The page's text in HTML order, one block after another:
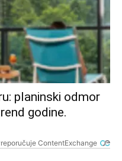
planinski odmor
godine.
ContentExchange